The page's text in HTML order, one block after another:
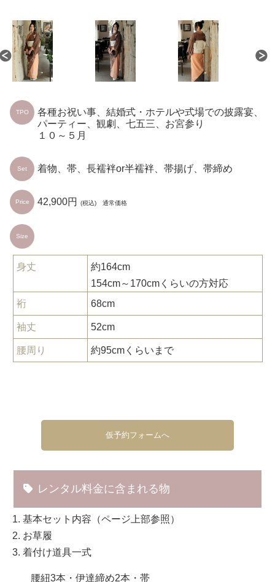
TPO
各種お祝い事、結婚式・ホテルや式場での披露宴、
パーティー、観劇、七五三、お宮参り
１０～５月
Set 着物、帯、長襦袢or半襦袢、帯揚げ、帯締め
Price 42,900円 (税込) 通常価格
Size
身丈
約164cm
154cm～170cmくらいの方対応
裄
68cm
袖丈 52cm
腰周り 約95cmくらいまで
仮予約フォームへ
レンタル料金に含まれる物
基本セット内容（ページ上部参照）
お草履
着付け道具一式
腰紐3本・伊達締め2本・帯